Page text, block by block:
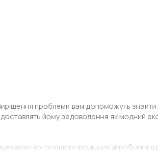
проблеми вам допоможуть знайти
доставлять йому задоволення як модний
окулярів провідних виробників в